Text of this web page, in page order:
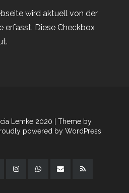
2022
2024
Stempelrunde
wird aktuell von der
erfasst. Diese Checkbox
Lemke 2020
| Theme by
powered by WordPress